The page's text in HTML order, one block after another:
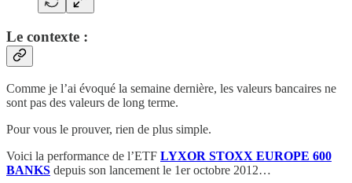
Le contexte :
Comme je l’ai évoqué la semaine dernière, les valeurs bancaires ne
sont pas des valeurs de long terme.
Pour vous le prouver, rien de plus simple.
Voici la performance de l’ETF LYXOR STOXX EUROPE 600
BANKS depuis son lancement le 1er octobre 2012…